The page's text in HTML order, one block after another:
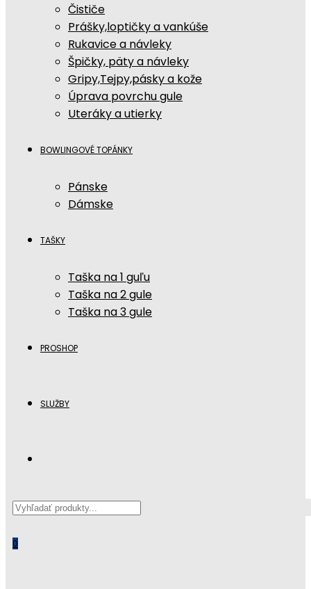
Čističe
Prášky,loptičky a vankúše
Rukavice a návleky
Špičky, päty a návleky
Gripy,Tejpy,pásky a kože
Úprava povrchu gule
Uteráky a utierky
BOWLINGOVÉ TOPÁNKY
Pánske
Dámske
TAŠKY
Taška na 1 guľu
Taška na 2 gule
Taška na 3 gule
PROSHOP
SLUŽBY
Search
website
0